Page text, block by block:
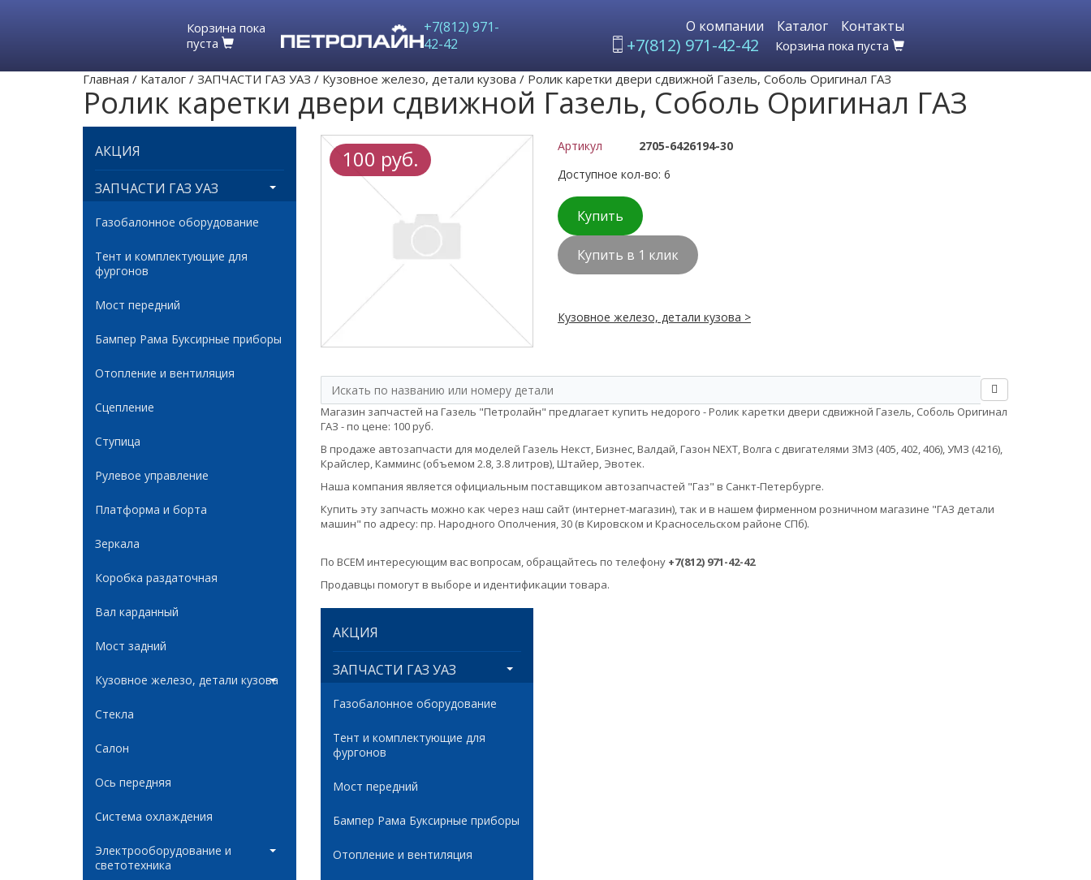
Корзина пока
пуста
+7(812) 971-
42-42
О компании Каталог Контакты
+7(812) 971-42-42 Корзина пока пуста
Главная / Каталог / ЗАПЧАСТИ ГАЗ УАЗ / Кузовное железо, детали кузова / Ролик каретки двери сдвижной Газель, Соболь Оригинал ГАЗ
Ролик каретки двери сдвижной Газель, Соболь Оригинал ГАЗ
АКЦИЯ
ЗАПЧАСТИ ГАЗ УАЗ
Газобалонное оборудование
Тент и комплектующие для
фургонов
Мост передний
Бампер Рама Буксирные приборы
Отопление и вентиляция
Сцепление
Ступица
Рулевое управление
Платформа и борта
Зеркала
Коробка раздаточная
Вал карданный
Мост задний
Кузовное железо, детали кузова
Стекла
Салон
Ось передняя
Система охлаждения
Электрооборудование и
светотехника
100 руб. Артикул
2705-6426194-30
Доступное кол-во: 6
Купить
Купить в 1 клик
Кузовное железо, детали кузова >
Магазин запчастей на Газель "Петролайн" предлагает купить недорого - Ролик каретки двери сдвижной Газель, Соболь Оригинал
ГАЗ - по цене: 100 руб.
В продаже автозапчасти для моделей Газель Некст, Бизнес, Валдай, Газон NEXT, Волга с двигателями ЗМЗ (405, 402, 406), УМЗ (4216),
Крайслер, Камминс (объемом 2.8, 3.8 литров), Штайер, Эвотек.
Наша компания является официальным поставщиком автозапчастей "Газ" в Санкт-Петербурге.
Купить эту запчасть можно как через наш сайт (интернет-магазин), так и в нашем фирменном розничном магазине "ГАЗ детали
машин" по адресу: пр. Народного Ополчения, 30 (в Кировском и Красносельском районе СПб).
По ВСЕМ интересующим вас вопросам, обращайтесь по телефону +7(812) 971-42-42
Продавцы помогут в выборе и идентификации товара.
АКЦИЯ
ЗАПЧАСТИ ГАЗ УАЗ
Газобалонное оборудование
Тент и комплектующие для
фургонов
Мост передний
Бампер Рама Буксирные приборы
Отопление и вентиляция